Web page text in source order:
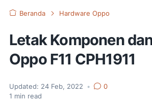
Beranda Hardware Oppo
Letak Komponen
Oppo F11 CPH1911
Updated: 24 Feb, 2022 •
0
1 min read